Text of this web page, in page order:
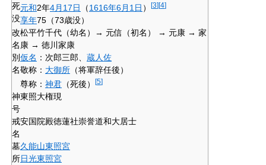
死
没
元和2年4月17日 （1616年6月1日 ） [3][4]
享年75（73歳没）
改
名
松平竹千代（幼名）→ 元信（初名） → 元康 → 家
康 → 徳川家康
別
名
仮名 ：次郎三郎、 蔵人佐
敬称： 大御所 （将軍辞任後）
尊称： 神君 （死後） [5]
神
号
東照大権現
戒
名
安国院殿徳蓮社崇誉道和大居士
墓
所
久能山東照宮
日光東照宮